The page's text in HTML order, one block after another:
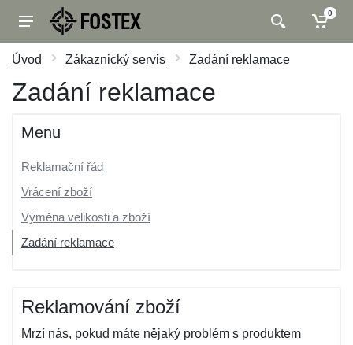
0
Úvod Zákaznický servis Zadání reklamace
Zadání reklamace
Menu
Reklamační řád
Vrácení zboží
Výměna velikosti a zboží
Zadání reklamace
Reklamování zboží
Mrzí nás, pokud máte nějaký problém s produktem